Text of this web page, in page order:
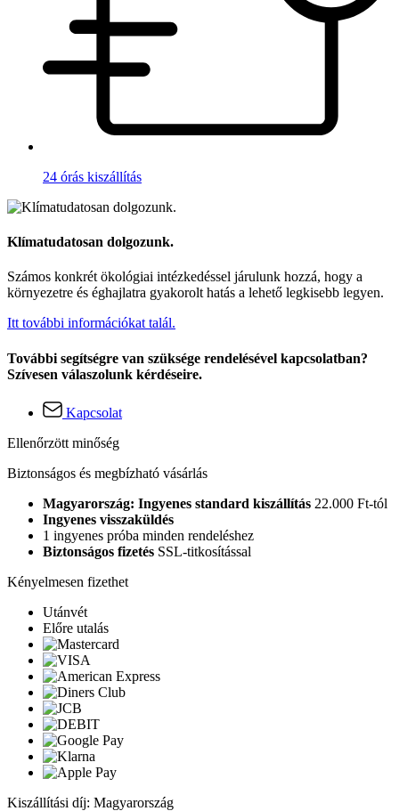
24 órás kiszállítás
Klímatudatosan dolgozunk.
Számos konkrét ökológiai intézkedéssel járulunk hozzá, hogy a
környezetre és éghajlatra gyakorolt hatás a lehető legkisebb legyen.
Itt további információkat talál.
További segítségre van szüksége rendelésével kapcsolatban?
Szívesen válaszolunk kérdéseire.
Kapcsolat
Ellenőrzött minőség
Biztonságos és megbízható vásárlás
Magyarország: Ingyenes standard kiszállítás 22.000 Ft-tól
Ingyenes visszaküldés
1 ingyenes próba minden rendeléshez
Biztonságos fizetés SSL-titkosítással
Kényelmesen fizethet
Utánvét
Előre utalás
Kiszállítási díj: Magyarország